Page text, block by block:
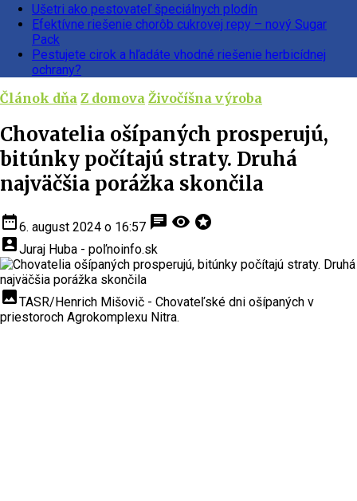
Ušetri ako pestovateľ špeciálnych plodín
Efektívne riešenie chorôb cukrovej repy – nový Sugar
Pack
Pestujete cirok a hľadáte vhodné riešenie herbicídnej
ochrany?
Článok dňa Z domova Živočíšna výroba
Chovatelia ošípaných prosperujú,
bitúnky počítajú straty. Druhá
najväčšia porážka skončila
date_range6. august 2024 o 16:57 chat visibility stars
account_boxJuraj Huba - poľnoinfo.sk
insert_photoTASR/Henrich Mišovič - Chovateľské dni ošípaných v
priestoroch Agrokomplexu Nitra.